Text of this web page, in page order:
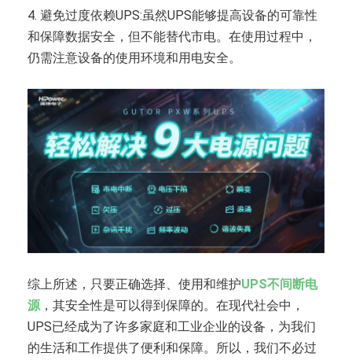
4. 避免过度依赖UPS:虽然UPS能够提高设备的可靠性
和保障数据安全，但不能替代市电。在使用过程中，
仍需注意设备的使用环境和用电安全。
综上所述，只要正确选择、使用和维护UPS不间断电
源，其安全性是可以得到保障的。在现代社会中，
UPS已经成为了许多家庭和工业企业的设备，为我们
的生活和工作提供了便利和保障。所以，我们不必过